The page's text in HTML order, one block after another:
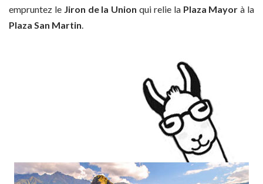
empruntez leJiron de la Unionqui relie laPlaza Mayor à la
Plaza San Martin.